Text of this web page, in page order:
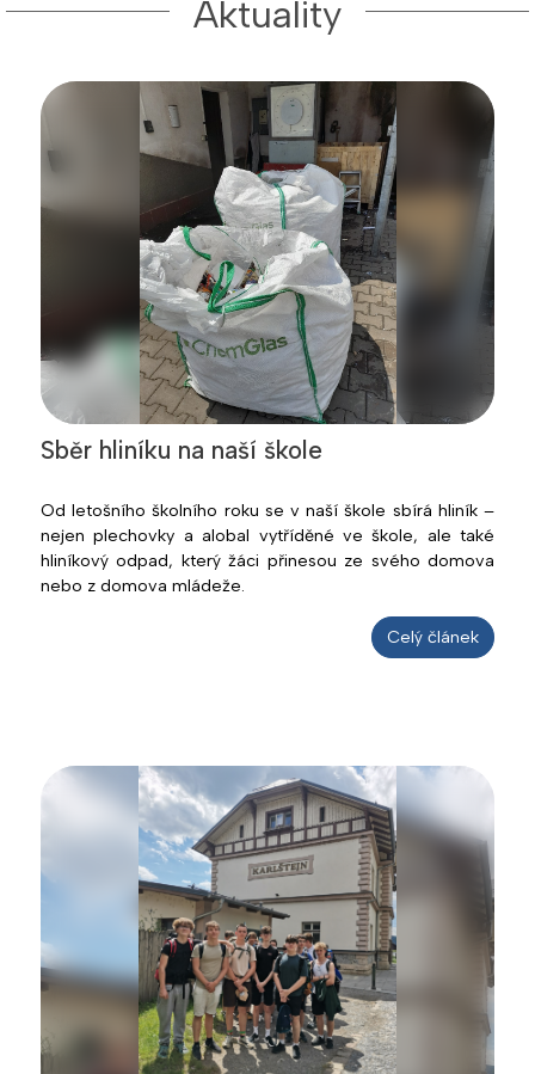
Aktuality
Sběr hliníku na naší škole
Od letošního školního roku se v naší škole sbírá hliník –
nejen plechovky a alobal vytříděné ve škole, ale také
hliníkový odpad, který žáci přinesou ze svého domova
nebo z domova mládeže.
Celý článek